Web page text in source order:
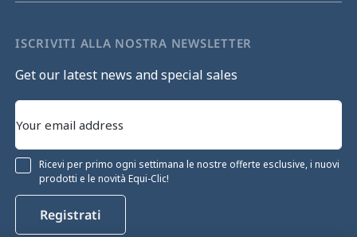
ISCRIVITI ALLA NOSTRA NEWSLETTER
Get our latest news and special sales
Ricevi per primo ogni settimana le nostre offerte esclusive, i nuovi
prodotti e le novità Equi-Clic!
Registrati